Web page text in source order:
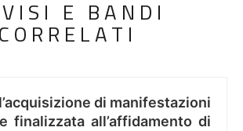
E BANDI
CORRELATI
di manifestazioni
finalizzata all’affidamento di